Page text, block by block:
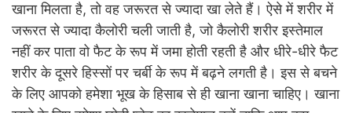
खाना मिलता है, तो वह जरूरत से ज्यादा खा लेते हैं। ऐसे में शरीर में
जरूरत से ज्यादा कैलोरी चली जाती है, जो कैलोरी शरीर इस्तेमाल
नहीं कर पाता वो फैट के रूप में जमा होती रहती है और धीरे-धीरे फैट
शरीर के दूसरे हिस्सों पर चर्बी के रूप में बढ़ने लगती है। इस से बचने
के लिए आपको हमेशा भूख के हिसाब से ही खाना खाना चाहिए। खाना